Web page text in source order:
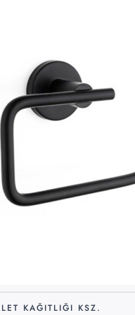
KAĞITLIĞI KSZ.